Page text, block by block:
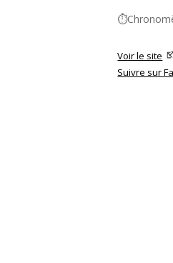
Voir le site
Suivre sur